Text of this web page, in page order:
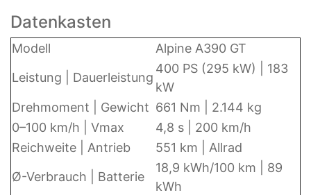
Datenkasten
Modell
Alpine A390 GT
Leistung | Dauerleistung
400 PS (295 kW) | 183
kW
Drehmoment | Gewicht 661 Nm | 2.144 kg
0–100 km/h | Vmax
4,8 s | 200 km/h
Reichweite | Antrieb
551 km | Allrad
Ø-Verbrauch | Batterie
18,9 kWh/100 km | 89
kWh